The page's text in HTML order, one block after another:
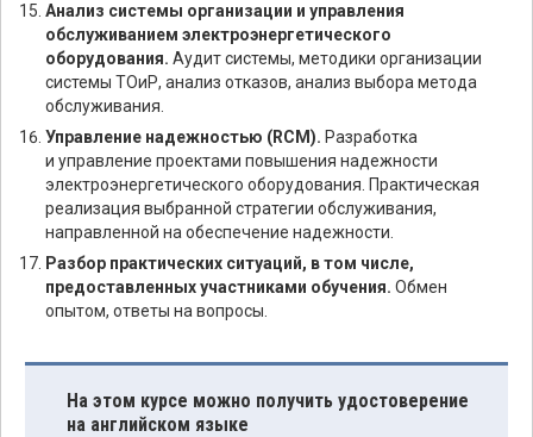
Анализ системы организации и управления
обслуживанием электроэнергетического
оборудования. Аудит системы, методики организации
системы ТОиР, анализ отказов, анализ выбора метода
обслуживания.
Управление надежностью (RCM). Разработка
и управление проектами повышения надежности
электроэнергетического оборудования. Практическая
реализация выбранной стратегии обслуживания,
направленной на обеспечение надежности.
Разбор практических ситуаций, в том числе,
предоставленных участниками обучения. Обмен
опытом, ответы на вопросы.
На этом курсе можно получить удостоверение
на английском языке